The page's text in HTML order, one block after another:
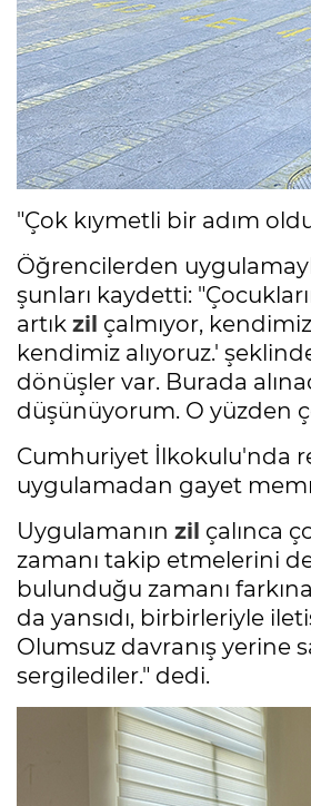
"Çok kıymetli bir adım
Öğrencilerden
şunları kaydetti:
artık zil çalmıyor,
kendimiz alıyoruz.'
dönüşler var. Burada
düşünüyorum. O yüzden
Cumhuriyet İlkokulu'nda
uygulamadan gayet
Uygulamanın zil çalınca
zamanı takip etmelerini de
bulunduğu zamanı
da yansıdı, birbirleriyle
Olumsuz davranış yerine
sergilediler." dedi.